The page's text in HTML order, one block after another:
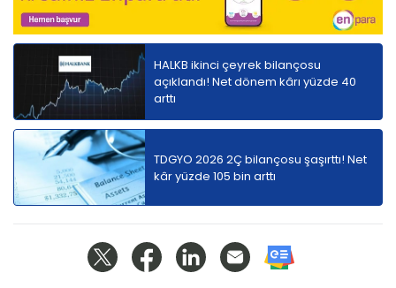
HALKB ikinci çeyrek bilançosu
açıklandı! Net dönem kârı yüzde 40
arttı
TDGYO 2026 2Ç bilançosu şaşırttı! Net
kâr yüzde 105 bin arttı